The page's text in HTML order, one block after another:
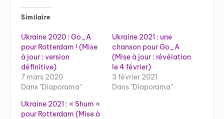
Similaire
Ukraine 2020 : Go_A
pour Rotterdam ! (Mise
à jour : version
définitive)
7 mars 2020
Dans "Diaporama"
Ukraine 2021 : une
chanson pour Go_A
(Mise à jour : révélation
le 4 février)
3 février 2021
Dans "Diaporama"
Ukraine 2021 : « Shum »
pour Rotterdam (Mise à